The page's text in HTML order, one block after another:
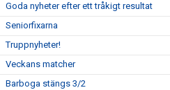
Goda nyheter efter ett tråkigt resultat
Seniorfixarna
Truppnyheter!
Veckans matcher
Barboga stängs 3/2